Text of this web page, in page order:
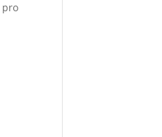
pro